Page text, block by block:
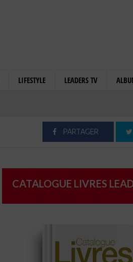
LIFESTYLE LEADERS TV
PARTAGER
CATALOGUE LIVRES